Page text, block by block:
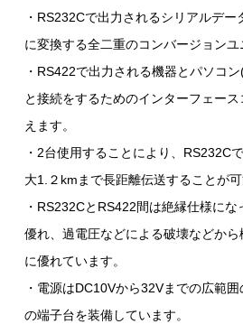
・RS232Cで出力されるシリアルデ
に変換する全二重のコンバージョンユ
・RS422で出力される機器とパソコ
と接続をするためのインターフェー
えます。
・2台使用することにより、RS232C
大1.２kmまで長距離伝送することが可
・RS232CとRS422間は絶縁仕様に
優れ、過電圧などによる破壊などか
に優れています。
・電源はDC10Vから32Vまでの広範
の端子台を装備しています。